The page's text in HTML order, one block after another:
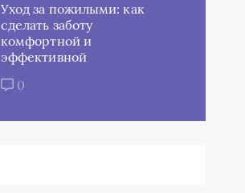
Уход за пожилыми: как
сделать заботу
комфортной и
эффективной
0